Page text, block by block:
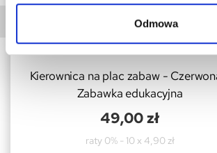
Odmowa
AKCESORIA NA PLACE ZABAW
Kierownica na plac zabaw -
Zabawka edukacyjna
49,00 zł
raty 0% - 10 x 4,90 zł